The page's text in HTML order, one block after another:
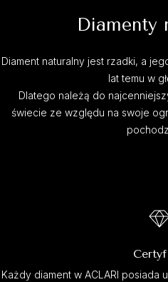
Diamenty
Diament naturalny jest rzadki, a
lat temu w
Dlatego należą do
świecie ze względu na swoje
Każdy diament w ACLARI